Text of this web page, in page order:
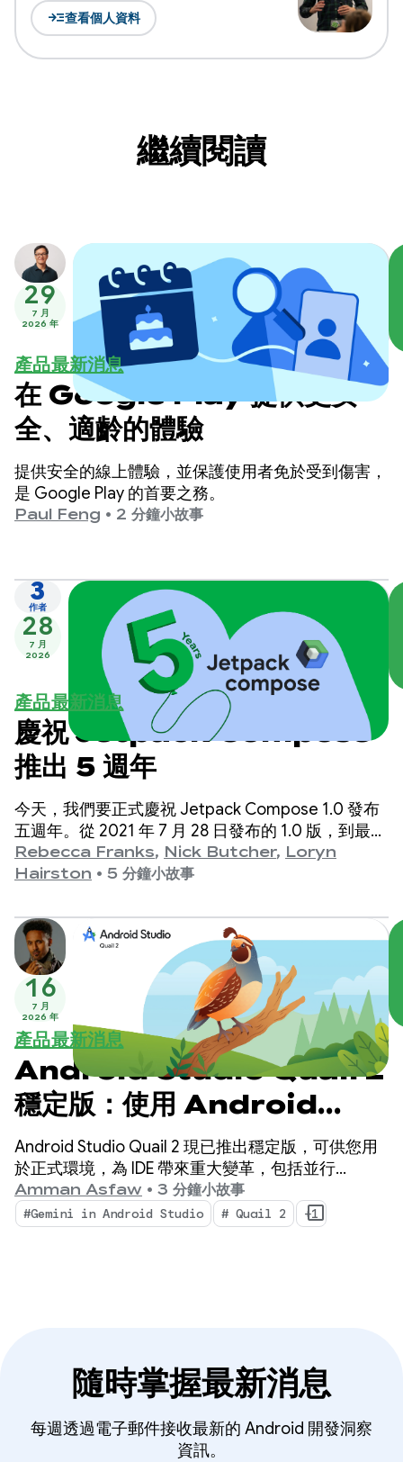
read_more查看個人資料
繼續閱讀
29
7 月
2026 年
產品最新消息
在 Google Play 提供更安
全、適齡的體驗
提供安全的線上體驗，並保護使用者免於受到傷害，
是 Google Play 的首要之務。
Paul Feng • 2 分鐘小故事
3
作者
28
7 月
2026
產品最新消息
慶祝 Jetpack Compose
推出 5 週年
今天，我們要正式慶祝 Jetpack Compose 1.0 發布
五週年。從 2021 年 7 月 28 日發布的 1.0 版，到最新
的 1.11 版，這些年來我們見證了 API 的重大演進，現
在就來慶祝一下。
Rebecca Franks, Nick Butcher, Loryn
Hairston • 5 分鐘小故事
16
7 月
2026 年
產品最新消息
Android Studio Quail 2
穩定版：使用 Android
Studio AI 代理程式執行多項
工作
Android Studio Quail 2 現已推出穩定版，可供您用
於正式環境，為 IDE 帶來重大變革，包括並行
Agentic Workflows、原生整合的記憶體流失剖析，
以及可感知情境的當機修正功能。
Amman Asfaw • 3 分鐘小故事
#Gemini in Android Studio # Quail 2 +1
隨時掌握最新消息
每週透過電子郵件接收最新的 Android 開發洞察
資訊。